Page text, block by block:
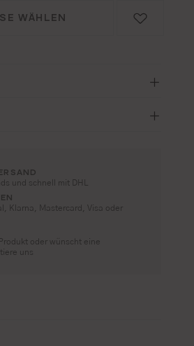
WÄHLEN
und schnell mit DHL
Klarna, Mastercard, Visa oder
oder wünscht eine
uns